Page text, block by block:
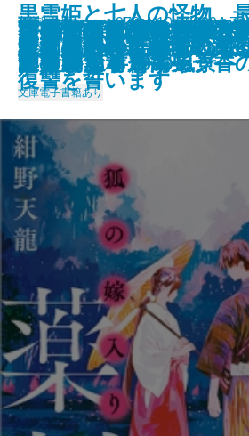
このクリニックはつぶ
医療コンサル高柴一香
美澄真白の正なる殺人
いただきますは、ふた
と食のある10の風景─
世界でいちばん透きと
2
黒雪姫と七人の怪物
殺されたので黒衣の悪
復讐を誓います
コンビニ兄弟4―テン
港こがね村店―
守り刀のうた
堕天の誘惑 幽世の薬
名探偵の顔が良い―天
ャンクな事件簿―
タナトスの蒐集匣 -耽美
集-
新潮文庫nex 978-4-10-
2024/09/30
文庫電子書籍あり
狐の嫁入り 幽世の薬
龍ノ国幻想7 神問いの
ケーキ王子の名推理(ス
テ)7
さよならの言い方なん
い。9
幽霊を信じない理系大
師のバイトをする
天才少女は重力場で踊
天狗屋敷の殺人
イデアの再臨
可能性の怪物 文豪と
ト短編集
VR浮遊館の謎―探偵AI
ディープラーニング―